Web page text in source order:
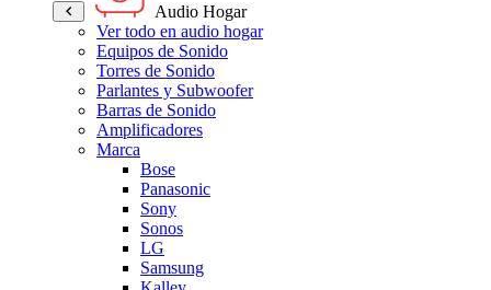
Audio Hogar
Ver todo en audio hogar
Equipos de Sonido
Torres de Sonido
Parlantes y Subwoofer
Barras de Sonido
Amplificadores
Marca
Bose
Panasonic
Sony
Sonos
LG
Samsung